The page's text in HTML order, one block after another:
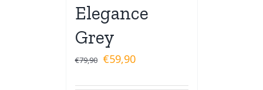
Elegance
Grey
€79,90 €59,90